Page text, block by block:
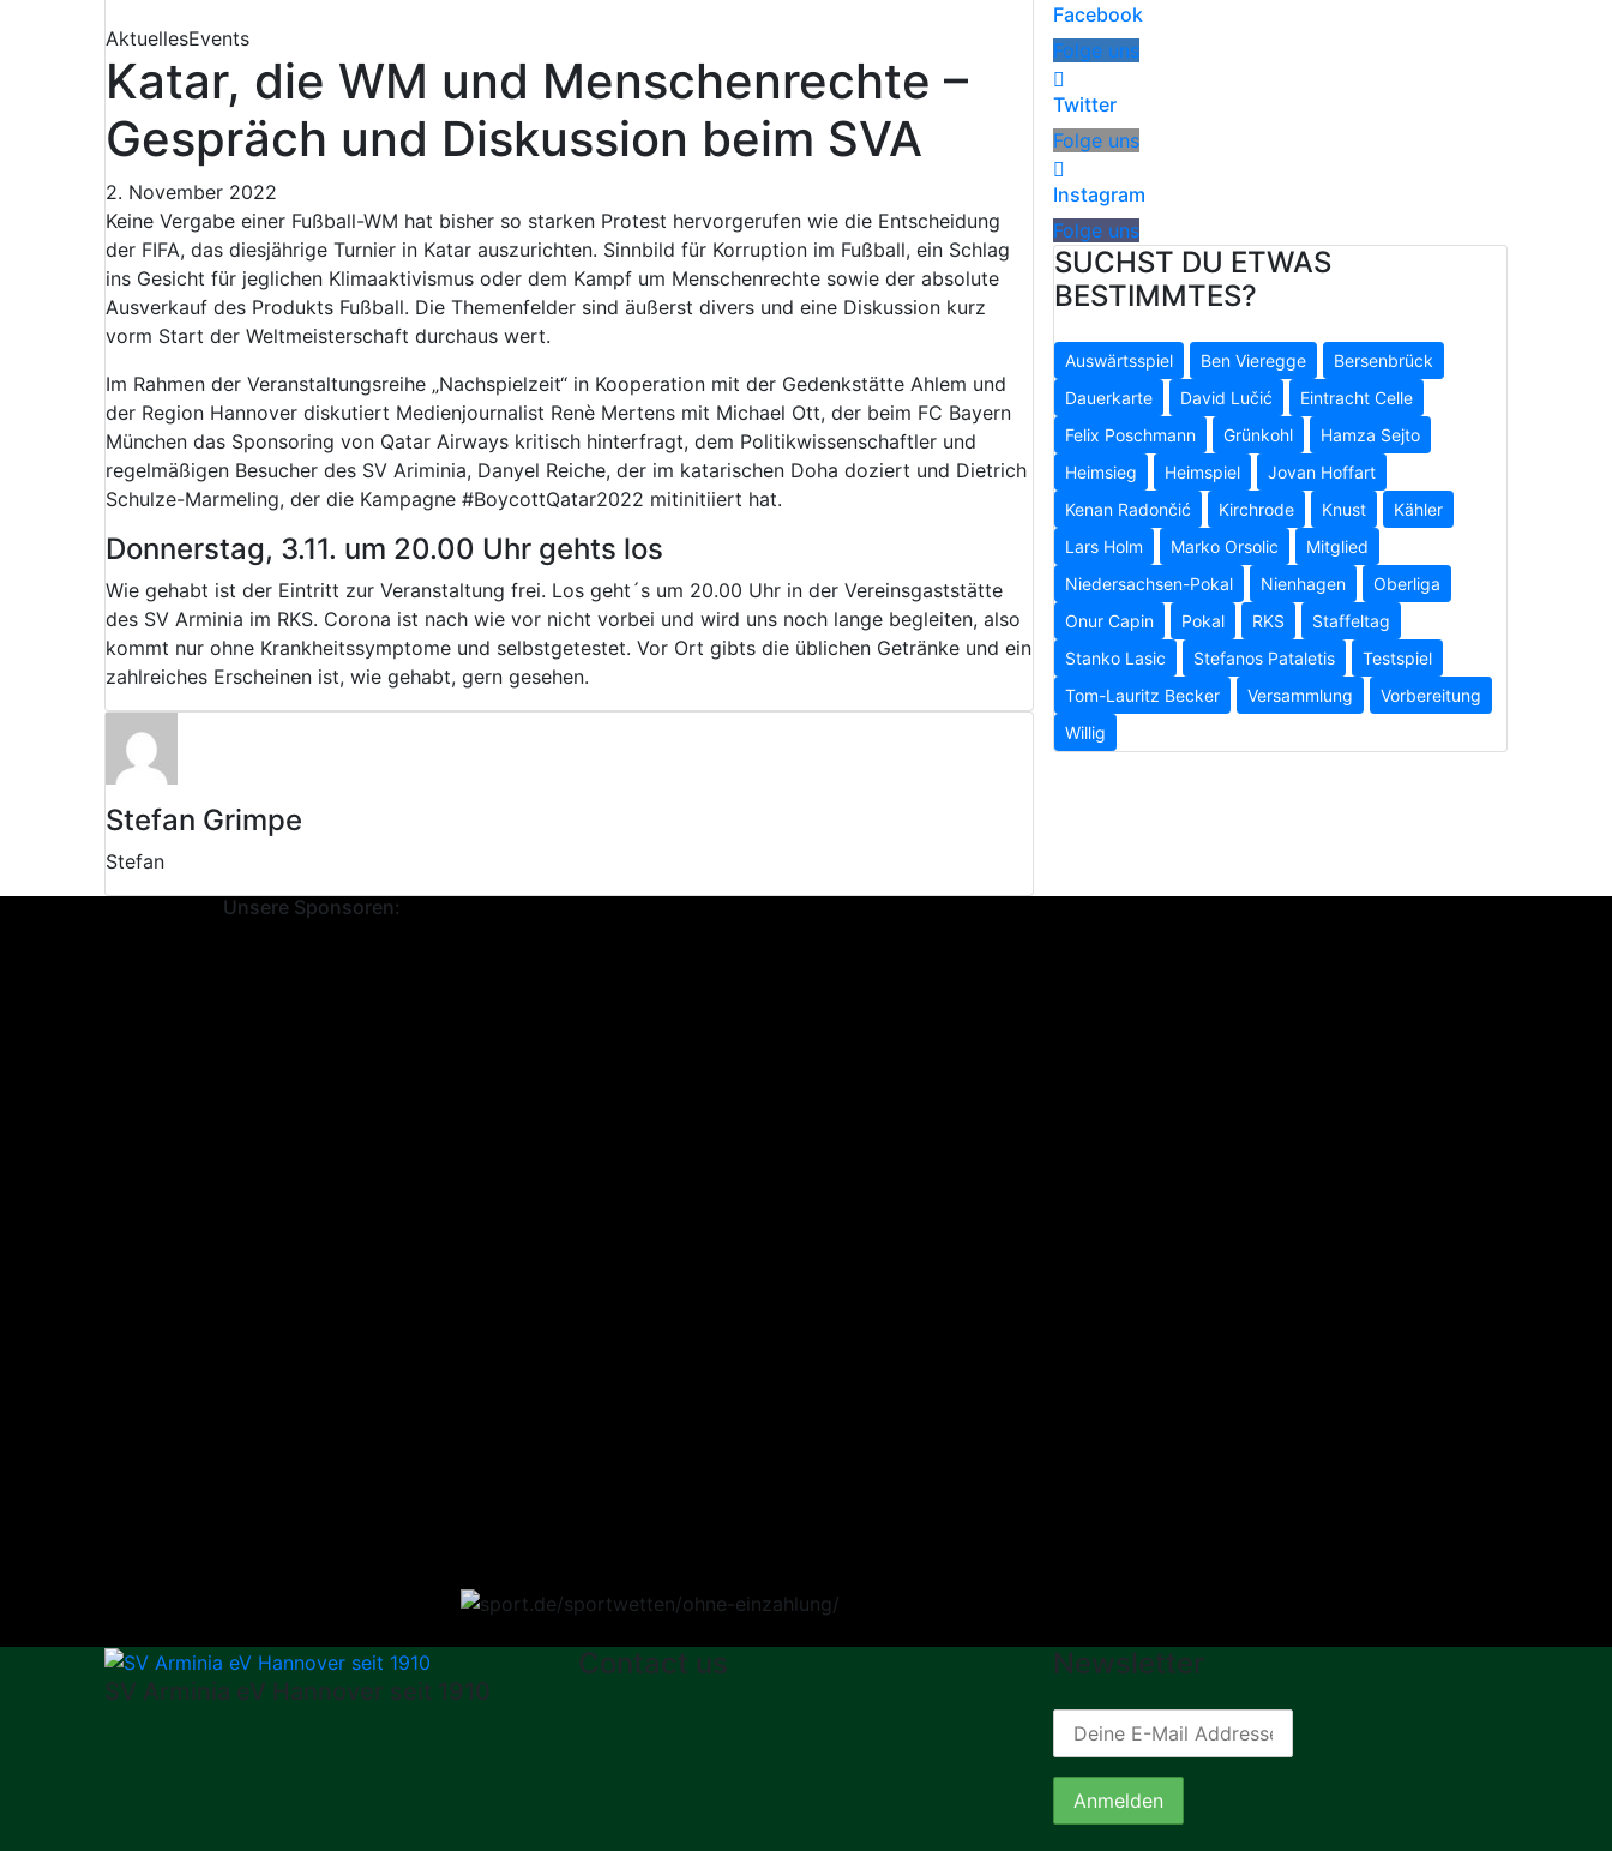
AktuellesEvents
Katar, die WM und Menschenrechte –
Gespräch und Diskussion beim SVA
2. November 2022
Keine Vergabe einer Fußball-WM hat bisher so starken Protest hervorgerufen wie die Entscheidung
der FIFA, das diesjährige Turnier in Katar auszurichten. Sinnbild für Korruption im Fußball, ein Schlag
ins Gesicht für jeglichen Klimaaktivismus oder dem Kampf um Menschenrechte sowie der absolute
Ausverkauf des Produkts Fußball. Die Themenfelder sind äußerst divers und eine Diskussion kurz
vorm Start der Weltmeisterschaft durchaus wert.
Im Rahmen der Veranstaltungsreihe „Nachspielzeit“ in Kooperation mit der Gedenkstätte Ahlem und
der Region Hannover diskutiert Medienjournalist Renè Mertens mit Michael Ott, der beim FC Bayern
München das Sponsoring von Qatar Airways kritisch hinterfragt, dem Politikwissenschaftler und
regelmäßigen Besucher des SV Ariminia, Danyel Reiche, der im katarischen Doha doziert und Dietrich
Schulze-Marmeling, der die Kampagne #BoycottQatar2022 mitinitiiert hat.
Donnerstag, 3.11. um 20.00 Uhr gehts los
Wie gehabt ist der Eintritt zur Veranstaltung frei. Los geht´s um 20.00 Uhr in der Vereinsgaststätte
des SV Arminia im RKS. Corona ist nach wie vor nicht vorbei und wird uns noch lange begleiten, also
kommt nur ohne Krankheitssymptome und selbstgetestet. Vor Ort gibts die üblichen Getränke und ein
zahlreiches Erscheinen ist, wie gehabt, gern gesehen.
Stefan Grimpe
Stefan
Facebook
Folge uns
Twitter
Folge uns
Instagram
Folge uns
SUCHST DU ETWAS
BESTIMMTES?
Auswärtsspiel Ben Vieregge
Bersenbrück
Dauerkarte
David Lučić
Eintracht Celle
Felix Poschmann
Grünkohl
Hamza Sejto
Heimsieg
Heimspiel
Jovan Hoffart
Kenan Radončić
Kirchrode Knust
Kähler
Lars Holm
Marko Orsolic
Mitglied
Niedersachsen-Pokal
Nienhagen
Oberliga
Onur Capin
Pokal RKS
Staffeltag
Stanko Lasic
Stefanos Pataletis
Testspiel
Tom-Lauritz Becker
Versammlung
Vorbereitung
Willig
Unsere Sponsoren:
SV Arminia eV Hannover seit 1910
Contact us Newsletter